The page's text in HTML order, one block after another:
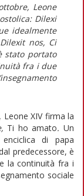
Leone
Dilexi
idealmente
Dilexit nos, Ci
stato portato
fra i due
Leone XIV firma la
Ti ho amato.Un
di papa
predecessore, è
la continuità fra i
sociale